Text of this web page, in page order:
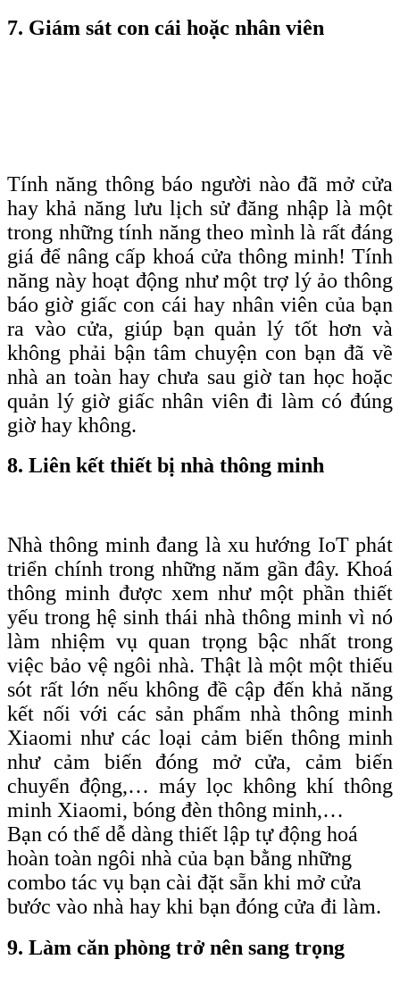
7. Giám sát con cái hoặc nhân viên
Tính năng thông báo người nào đã mở cửa
hay khả năng lưu lịch sử đăng nhập là một
trong những tính năng theo mình là rất đáng
giá để nâng cấp khoá cửa thông minh! Tính
năng này hoạt động như một trợ lý ảo thông
báo giờ giấc con cái hay nhân viên của bạn
ra vào cửa, giúp bạn quản lý tốt hơn và
không phải bận tâm chuyện con bạn đã về
nhà an toàn hay chưa sau giờ tan học hoặc
quản lý giờ giấc nhân viên đi làm có đúng
giờ hay không.
8. Liên kết thiết bị nhà thông minh
Nhà thông minh đang là xu hướng IoT phát
triển chính trong những năm gần đây. Khoá
thông minh được xem như một phần thiết
yếu trong hệ sinh thái nhà thông minh vì nó
làm nhiệm vụ quan trọng bậc nhất trong
việc bảo vệ ngôi nhà. Thật là một một thiếu
sót rất lớn nếu không đề cập đến khả năng
kết nối với các sản phẩm nhà thông minh
Xiaomi như các loại cảm biến thông minh
như cảm biến đóng mở cửa, cảm biến
chuyển động,… máy lọc không khí thông
minh Xiaomi, bóng đèn thông minh,…
Bạn có thể dễ dàng thiết lập tự động hoá
hoàn toàn ngôi nhà của bạn bằng những
combo tác vụ bạn cài đặt sẵn khi mở cửa
bước vào nhà hay khi bạn đóng cửa đi làm.
9. Làm căn phòng trở nên sang trọng